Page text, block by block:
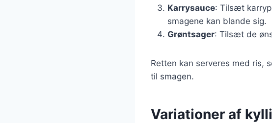
Karrysauce: Tilsæt
smagene kan blande sig.
Grøntsager: Tilsæt de
Retten kan serveres med ris,
til smagen.
Variationer af